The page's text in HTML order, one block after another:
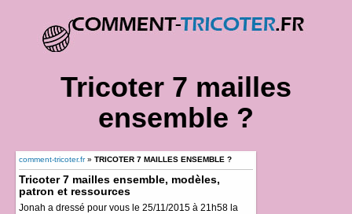
Tricoter 7 mailles
ensemble ?
comment-tricoter.fr» TRICOTER 7 MAILLES ENSEMBLE ?
Tricoter 7 mailles ensemble, modèles,
patron et ressources
Jonah a dressé pour vous le 25/11/2015 à 21h58 la